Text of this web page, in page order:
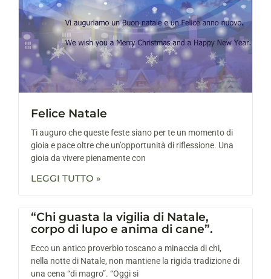
Felice Natale
Ti auguro che queste feste siano per te un momento di
gioia e pace oltre che un’opportunità di riflessione. Una
gioia da vivere pienamente con
LEGGI TUTTO »
“Chi guasta la vigilia di Natale,
corpo di lupo e anima di cane”.
Ecco un antico proverbio toscano a minaccia di chi,
nella notte di Natale, non mantiene la rigida tradizione di
una cena “di magro”. “Oggi si